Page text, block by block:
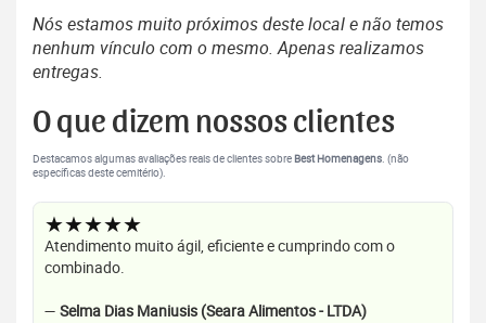
Nós estamos muito próximos deste local e não temos
nenhum vínculo com o mesmo. Apenas realizamos
entregas.
O que dizem nossos clientes
Destacamos algumas avaliações reais de clientes sobre Best Homenagens. (não
específicas deste cemitério).
★★★★★
Atendimento muito ágil, eficiente e cumprindo com o
combinado.
— Selma Dias Maniusis (Seara Alimentos - LTDA)